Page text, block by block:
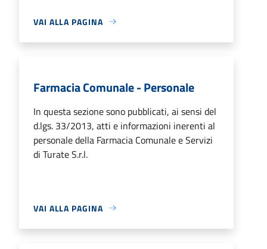
VAI ALLA PAGINA
Farmacia Comunale - Personale
In questa sezione sono pubblicati, ai sensi del
d.lgs. 33/2013, atti e informazioni inerenti al
personale della Farmacia Comunale e Servizi
di Turate S.r.l.
VAI ALLA PAGINA